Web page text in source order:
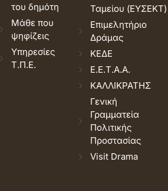
του δημότη
Μάθε που
ψηφίζεις
Υπηρεσίες
Τ.Π.Ε.
Ταμείου (ΕΥΣΕΚΤ)
Επιμελητήριο
Δράμας
ΚΕΔΕ
Ε.Ε.Τ.Α.Α.
ΚΑΛΛΙΚΡΑΤΗΣ
Γενική
Γραμματεία
Πολιτικής
Προστασίας
Visit Drama